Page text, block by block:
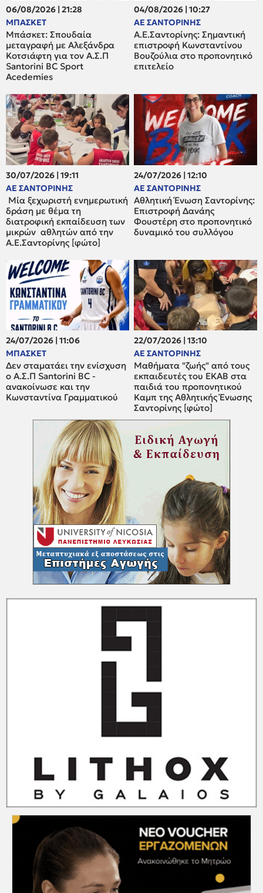
06/08/2026 | 21:28
ΜΠΑΣΚΕΤ
Μπάσκετ: Σπουδαία
μεταγραφή με Αλεξάνδρα
Κοτσιάφτη για τον A.Σ.Π
Santorini BC Sport
Acedemies
04/08/2026 | 10:27
ΑΕ ΣΑΝΤΟΡΙΝΗΣ
Α.Ε.Σαντορίνης: Σημαντική
επιστροφή Κωνσταντίνου
Βουζούλια στο προπονητικό
επιτελείο
30/07/2026 | 19:11
ΑΕ ΣΑΝΤΟΡΙΝΗΣ
Μία ξεχωριστή ενημερωτική
δράση με θέμα τη
διατροφική εκπαίδευση των
μικρών αθλητών από την
Α.Ε.Σαντορίνης [φώτο]
24/07/2026 | 12:10
ΑΕ ΣΑΝΤΟΡΙΝΗΣ
Αθλητική Ένωση Σαντορίνης:
Επιστροφή Δανάης
Φουστέρη στο προπονητικό
δυναμικό του συλλόγου
24/07/2026 | 11:06
ΜΠΑΣΚΕΤ
Δεν σταματάει την ενίσχυση
ο A.Σ.Π Santorini BC -
ανακοίνωσε και την
Κωνσταντίνα Γραμματικού
22/07/2026 | 13:10
ΑΕ ΣΑΝΤΟΡΙΝΗΣ
Μαθήματα "ζωής" από τους
εκπαιδευτές του ΕΚΑΒ στα
παιδιά του προπονητικού
Καμπ της Αθλητικής Ένωσης
Σαντορίνης [φώτο]